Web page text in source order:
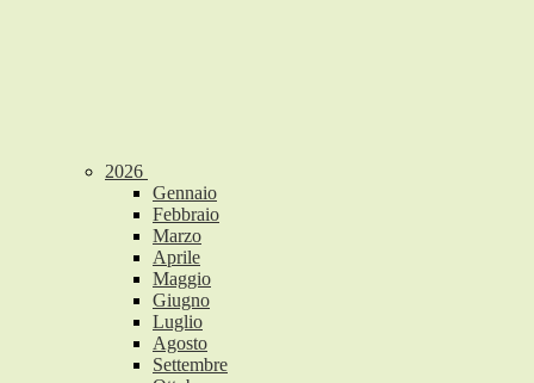
2026
Gennaio
Febbraio
Marzo
Aprile
Maggio
Giugno
Luglio
Agosto
Settembre